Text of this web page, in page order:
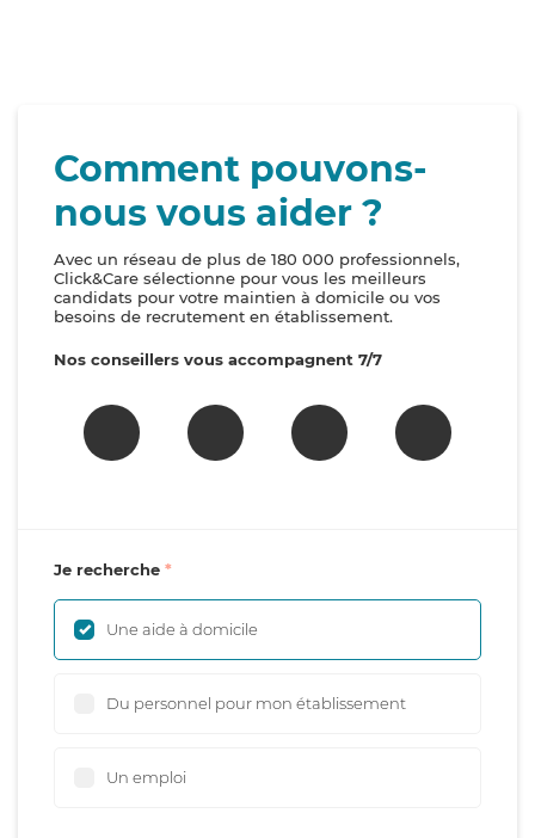
Comment pouvons-
nous vous aider ?
Avec un réseau de plus de 180 000 professionnels,
Click&Care sélectionne pour vous les meilleurs
candidats pour votre maintien à domicile ou vos
besoins de recrutement en établissement.
Nos conseillers vous accompagnent 7/7
Je recherche
Une aide à domicile
Du personnel pour mon établissement
Un emploi